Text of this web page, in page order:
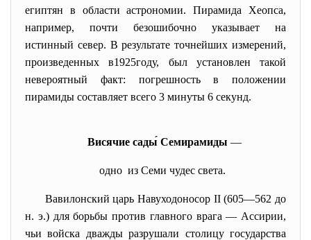
египтян в области астрономии. Пирамида Хеопса,
например, почти безошибочно указывает на
истинный север. В результате точнейших измерений,
произведенных в1925году, был установлен такой
невероятный факт: погрешность в положении
пирамиды составляет всего 3 минуты 6 секунд.
Висячие сады́ Семирамиды —
одно из Семи чудес света.
Вавилонский царь Навуходоносор II(605—562 до
н. э.) для борьбы против главного врага — Ассирии,
чьи войска дважды разрушали столицу государства